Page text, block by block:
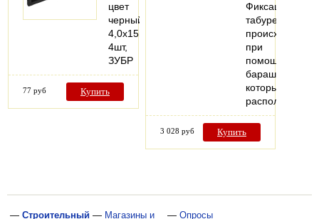
цвет
черный,
4,0x15мм,
4шт,
ЗУБР
77 руб Купить
Фиксация
табурета
происходит
при
помощи
барашка,
который
расположен…
3 028 руб Купить
— Строительный — Магазины и — Опросы